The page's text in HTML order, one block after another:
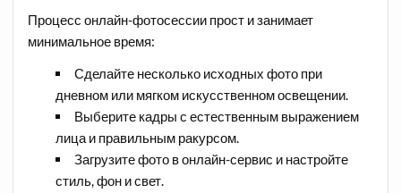
Процесс онлайн-фотосессии прост и занимает
минимальное время:
Сделайте несколько исходных фото при
дневном или мягком искусственном освещении.
Выберите кадры с естественным выражением
лица и правильным ракурсом.
Загрузите фото в онлайн-сервис и настройте
стиль, фон и свет.